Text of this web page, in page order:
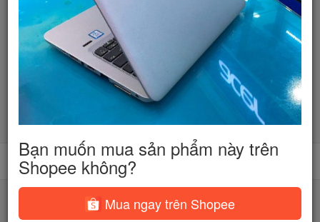
Bạn muốn mua sản phẩm này trên
Shopee không?
Mua ngay trên Shopee